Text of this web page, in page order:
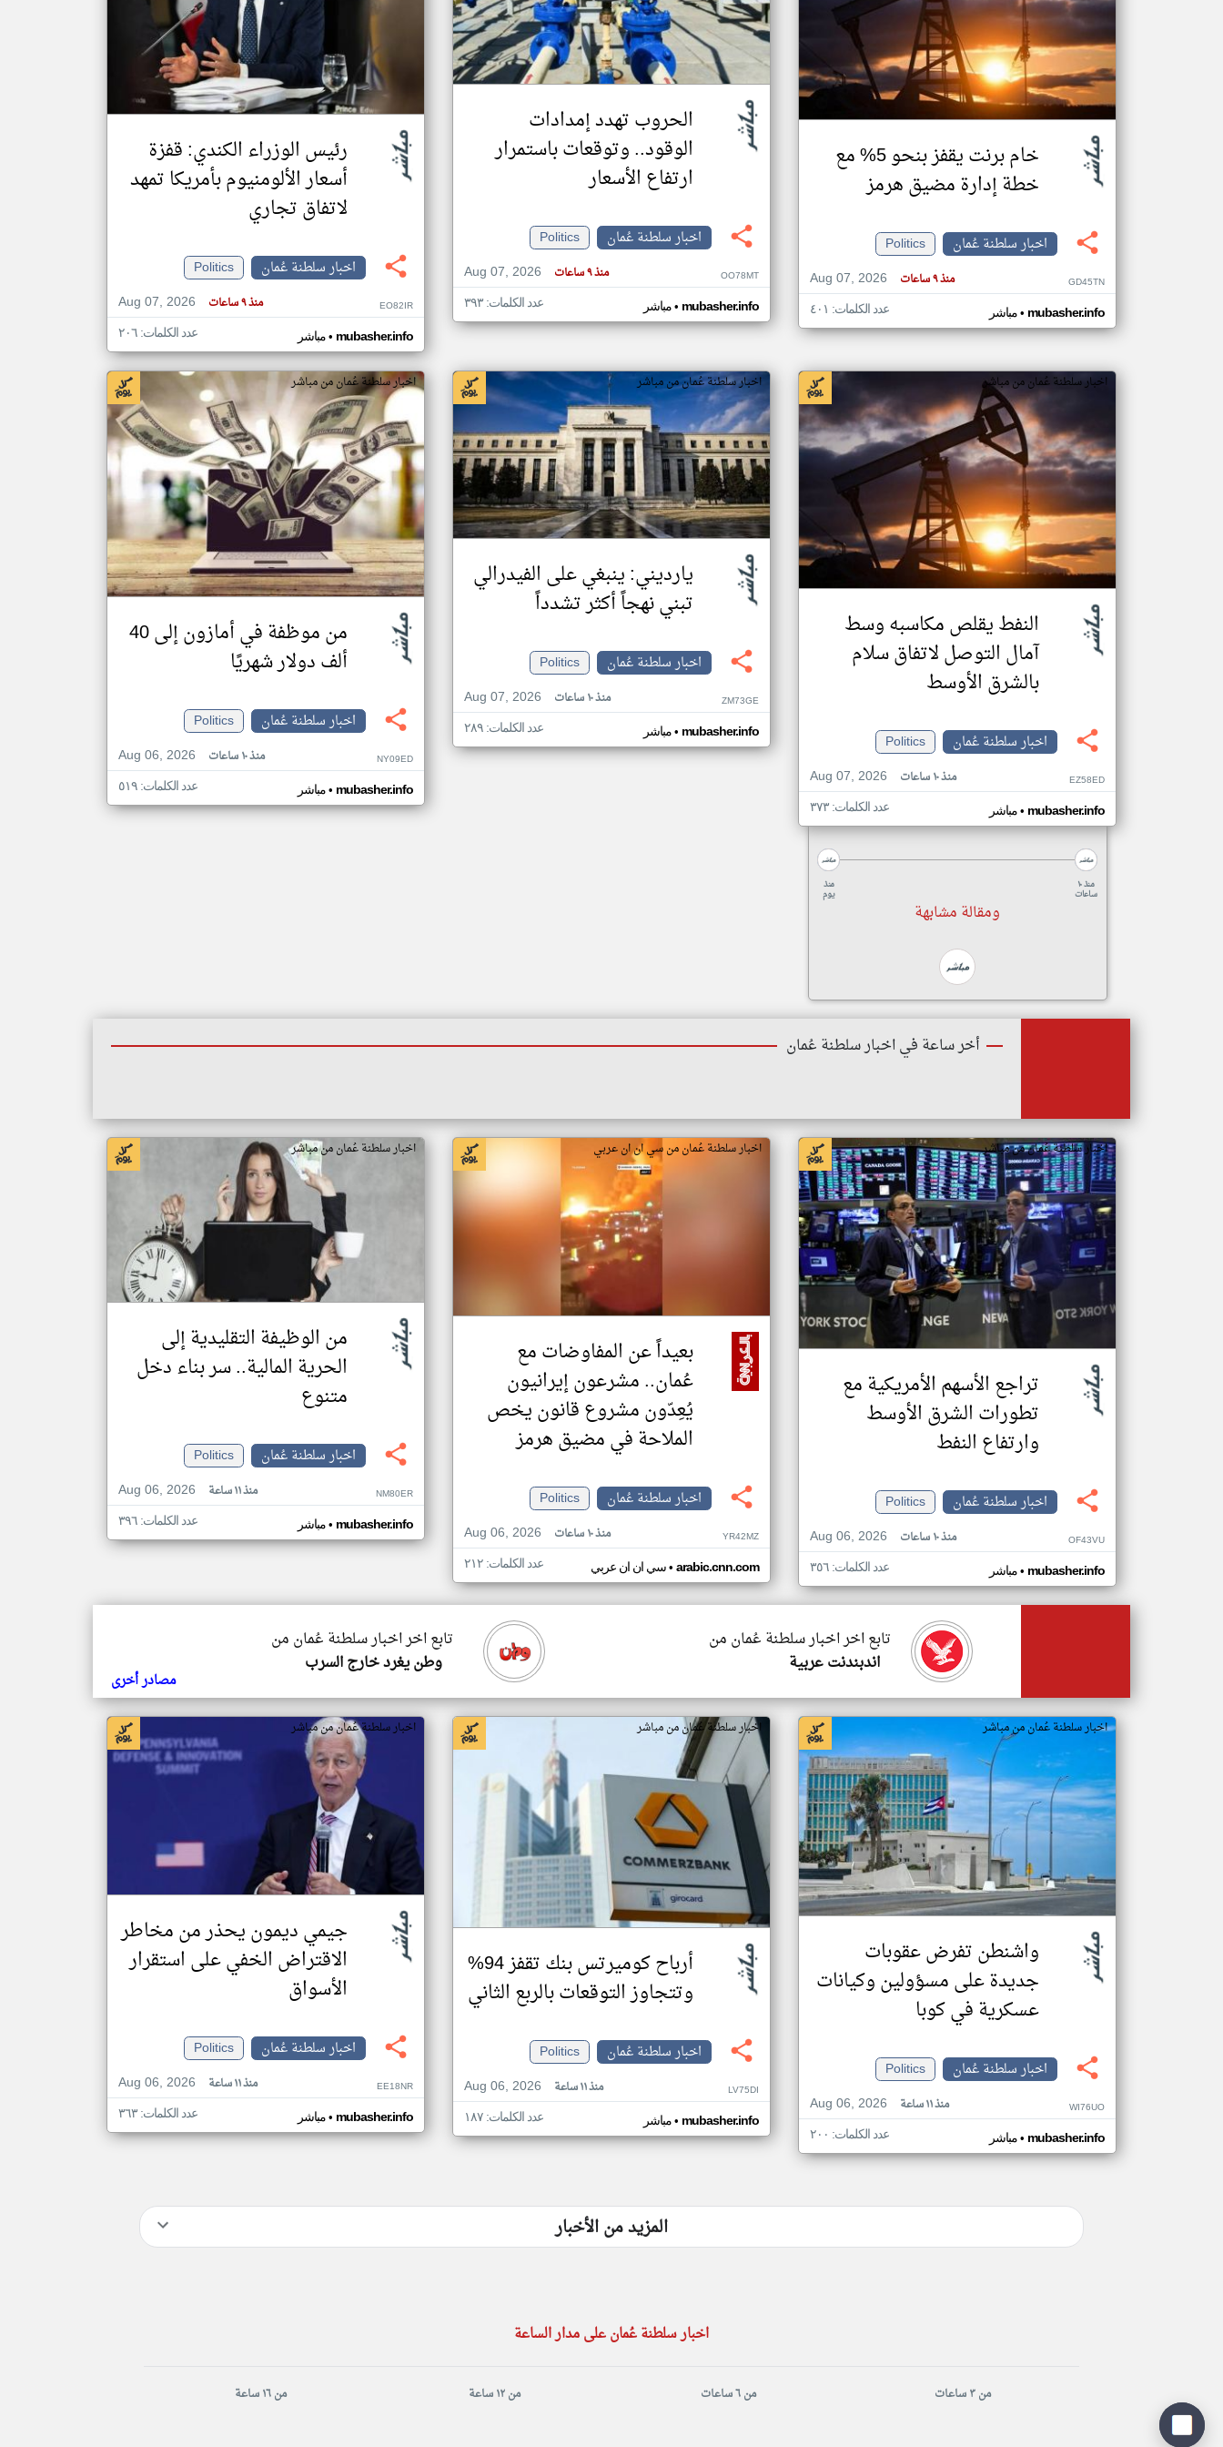
تغيير الدولة
مصادر الأخبار من سلطنة عُمان
اخبار سلطنة عُمان على مدار الساعة
أهم اخبار سلطنة عُمان العاجلة والمباشرة
خام برنت يقفز بنحو 5% مع
خطة إدارة مضيق هرمز
اخبار سلطنة عُمان
Politics
Aug 07, 2026
منذ ٩ ساعات GD45TN
مباشر• mubasher.info عدد الكلمات: ٤٠١
الحروب تهدد إمدادات
الوقود.. وتوقعات باستمرار
ارتفاع الأسعار
اخبار سلطنة عُمان
Politics
Aug 07, 2026
منذ ٩ ساعات OO78MT
مباشر• mubasher.info عدد الكلمات: ٣٩٣
رئيس الوزراء الكندي: قفزة
أسعار الألومنيوم بأمريكا تمهد
لاتفاق تجاري
اخبار سلطنة عُمان
Politics
Aug 07, 2026
منذ ٩ ساعات EO82IR
مباشر• mubasher.info عدد الكلمات: ٢٠٦
اخبار سلطنة عُمان من مباشر
النفط يقلص مكاسبه وسط
آمال التوصل لاتفاق سلام
بالشرق الأوسط
اخبار سلطنة عُمان
Politics
Aug 07, 2026
منذ ١٠ ساعات EZ58ED
مباشر• mubasher.info عدد الكلمات: ٣٧٣
منذ
يوم
منذ ١٠
ساعات
ومقالة مشابهة
اخبار سلطنة عُمان من مباشر
يارديني: ينبغي على الفيدرالي
تبني نهجاً أكثر تشدداً
اخبار سلطنة عُمان
Politics
Aug 07, 2026
منذ ١٠ ساعات ZM73GE
مباشر• mubasher.info عدد الكلمات: ٢٨٩
اخبار سلطنة عُمان من مباشر
من موظفة في أمازون إلى 40
ألف دولار شهريًا
اخبار سلطنة عُمان
Politics
Aug 06, 2026
منذ ١٠ ساعات NY09ED
مباشر• mubasher.info عدد الكلمات: ٥١٩
أخر ساعة في اخبار سلطنة عُمان
اخبار سلطنة عُمان من مباشر
تراجع الأسهم الأمريكية مع
تطورات الشرق الأوسط
وارتفاع النفط
اخبار سلطنة عُمان
Politics
Aug 06, 2026
منذ ١٠ ساعات OF43VU
مباشر• mubasher.info عدد الكلمات: ٣٥٦
اخبار سلطنة عُمان من سي ان ان عربي
بعيداً عن المفاوضات مع
عُمان.. مشرعون إيرانيون
يُعِدّون مشروع قانون يخص
الملاحة في مضيق هرمز
اخبار سلطنة عُمان
Politics
Aug 06, 2026
منذ ١٠ ساعات YR42MZ
سي ان ان عربي• arabic.cnn.com عدد الكلمات: ٢١٢
اخبار سلطنة عُمان من مباشر
من الوظيفة التقليدية إلى
الحرية المالية.. سر بناء دخل
متنوع
اخبار سلطنة عُمان
Politics
Aug 06, 2026
منذ ١١ ساعة NM80ER
مباشر• mubasher.info عدد الكلمات: ٣٩٦
تابع اخر اخبار سلطنة عُمان من
وطن يغرد خارج السرب
تابع اخر اخبار سلطنة عُمان من
اندبندنت عربية
مصادر أخرى
اخبار سلطنة عُمان من مباشر
واشنطن تفرض عقوبات
جديدة على مسؤولين وكيانات
عسكرية في كوبا
اخبار سلطنة عُمان
Politics
Aug 06, 2026
منذ ١١ ساعة WI76UO
مباشر• mubasher.info عدد الكلمات: ٢٠٠
اخبار سلطنة عُمان من مباشر
أرباح كوميرتس بنك تقفز 94%
وتتجاوز التوقعات بالربع الثاني
اخبار سلطنة عُمان
Politics
Aug 06, 2026
منذ ١١ ساعة LV75DI
مباشر• mubasher.info عدد الكلمات: ١٨٧
اخبار سلطنة عُمان من مباشر
جيمي ديمون يحذر من مخاطر
الاقتراض الخفي على استقرار
الأسواق
اخبار سلطنة عُمان
Politics
Aug 06, 2026
منذ ١١ ساعة EE18NR
مباشر• mubasher.info عدد الكلمات: ٣٦٣
المزيد من الأخبار
اخبار سلطنة عُمان على مدار الساعة
من ٣ ساعات من ٦ ساعات من ١٢ ساعة من ١٦ ساعة
klyoum.com